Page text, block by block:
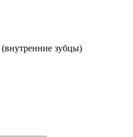
зубцы)